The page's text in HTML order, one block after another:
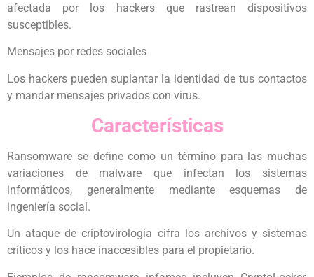
afectada por los hackers que rastrean dispositivos
susceptibles.
Mensajes por redes sociales
Los hackers pueden suplantar la identidad de tus contactos
y mandar mensajes privados con virus.
Características
Ransomware se define como un término para las muchas
variaciones de malware que infectan los sistemas
informáticos, generalmente mediante esquemas de
ingeniería social.
Un ataque de criptovirología cifra los archivos y sistemas
críticos y los hace inaccesibles para el propietario.